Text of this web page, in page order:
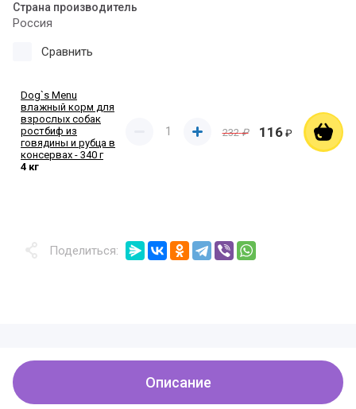
Страна производитель
Россия
Сравнить
Dog`s Menu
влажный корм для
взрослых собак
ростбиф из
говядины и рубца в
консервах - 340 г
4 кг
232 ₽ 116 ₽
Поделиться:
Описание